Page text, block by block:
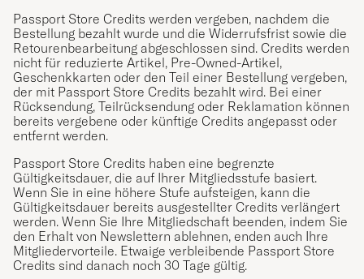
Passport Store Credits werden vergeben, nachdem die
Bestellung bezahlt wurde und die Widerrufsfrist sowie die
Retourenbearbeitung abgeschlossen sind. Credits werden
nicht für reduzierte Artikel, Pre-Owned-Artikel,
Geschenkkarten oder den Teil einer Bestellung vergeben,
der mit Passport Store Credits bezahlt wird. Bei einer
Rücksendung, Teilrücksendung oder Reklamation können
bereits vergebene oder künftige Credits angepasst oder
entfernt werden.
Passport Store Credits haben eine begrenzte
Gültigkeitsdauer, die auf Ihrer Mitgliedsstufe basiert.
Wenn Sie in eine höhere Stufe aufsteigen, kann die
Gültigkeitsdauer bereits ausgestellter Credits verlängert
werden. Wenn Sie Ihre Mitgliedschaft beenden, indem Sie
den Erhalt von Newslettern ablehnen, enden auch Ihre
Mitgliedervorteile. Etwaige verbleibende Passport Store
Credits sind danach noch 30 Tage gültig.